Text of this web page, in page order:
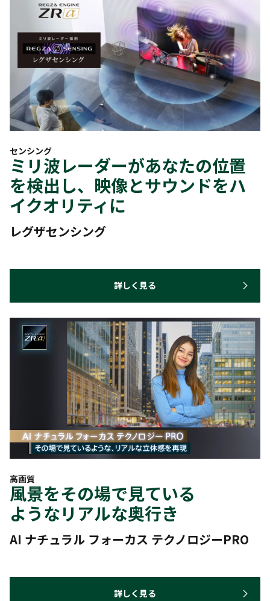
センシング
ミリ波レーダーがあなたの位置
を検出し、映像とサウンドをハ
イクオリティに
レグザセンシング
詳しく見る
高画質
風景をその場で見ている
ようなリアルな奥行き
AI ナチュラル フォーカス テクノロジーPRO
詳しく見る